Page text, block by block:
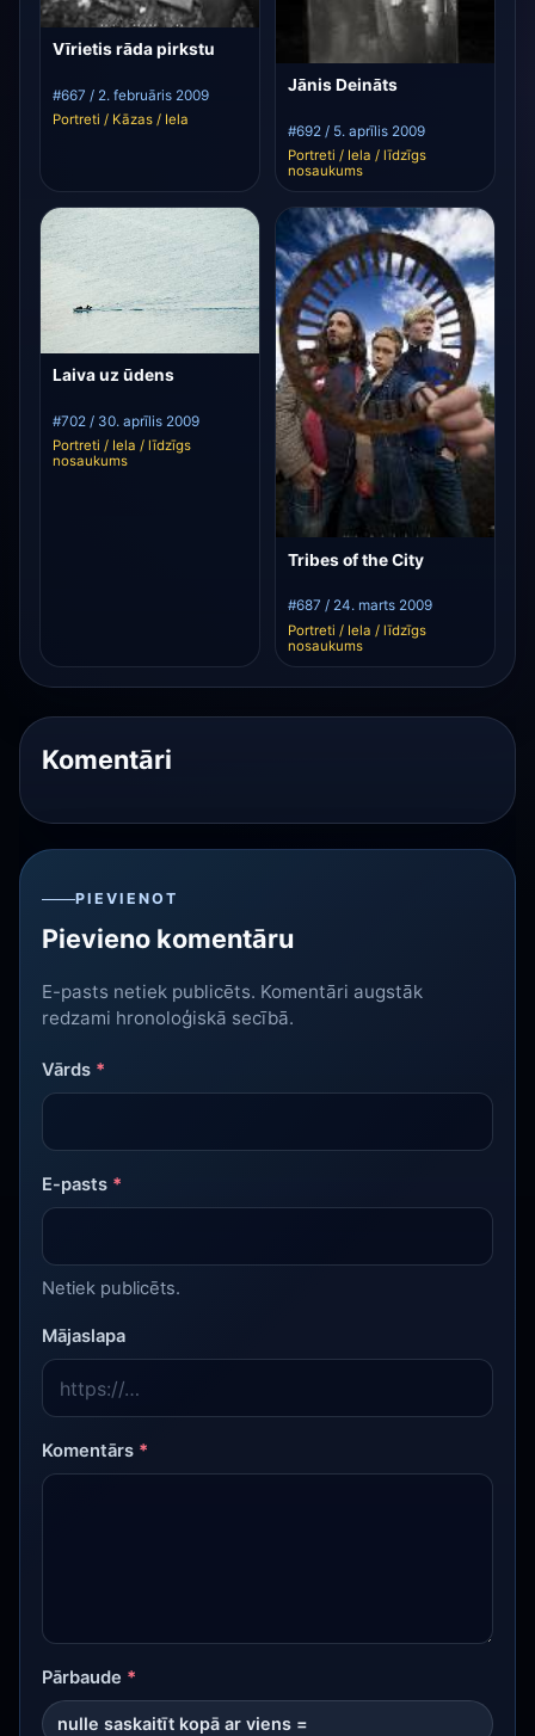
Vīrietis rāda pirkstu
#667 / 2. februāris 2009
Portreti / Kāzas / Iela
Jānis Deināts
#692 / 5. aprīlis 2009
Portreti / Iela / līdzīgs
nosaukums
Laiva uz ūdens
#702 / 30. aprīlis 2009
Portreti / Iela / līdzīgs
nosaukums
Tribes of the City
#687 / 24. marts 2009
Portreti / Iela / līdzīgs
nosaukums
Komentāri
PIEVIENOT
Pievieno komentāru
E-pasts netiek publicēts. Komentāri augstāk
redzami hronoloģiskā secībā.
Vārds *
E-pasts *
Netiek publicēts.
Mājaslapa
Komentārs *
Pārbaude *
nulle saskaitīt kopā ar viens =